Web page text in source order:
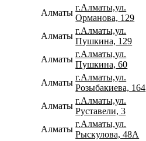
Алматы
г.Алматы,ул.
Орманова, 129
Алматы
г.Алматы,ул.
Пушкина, 129
Алматы
г.Алматы,ул.
Пушкина, 60
Алматы
г.Алматы,ул.
Розыбакиева, 164
Алматы
г.Алматы,ул.
Руставели, 3
Алматы
г.Алматы,ул.
Рыскулова, 48А